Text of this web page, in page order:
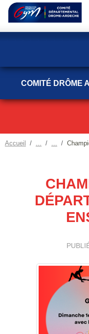
COMITÉ DRÔME
Accueil
Panneau de gestion des